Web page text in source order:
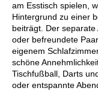
am Esstisch spielen,
Hintergrund zu einer
beiträgt. Der
oder befreundete
eigenem
schöne
Tischfußball, Darts
oder entspannte